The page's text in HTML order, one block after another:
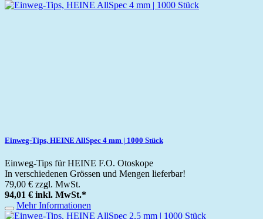
Einweg-Tips, HEINE AllSpec 4 mm | 1000 Stück
Einweg-Tips für HEINE F.O. Otoskope
In verschiedenen Grössen und Mengen lieferbar!
79,00 € zzgl. MwSt.
94,01 € inkl. MwSt.*
Mehr Informationen